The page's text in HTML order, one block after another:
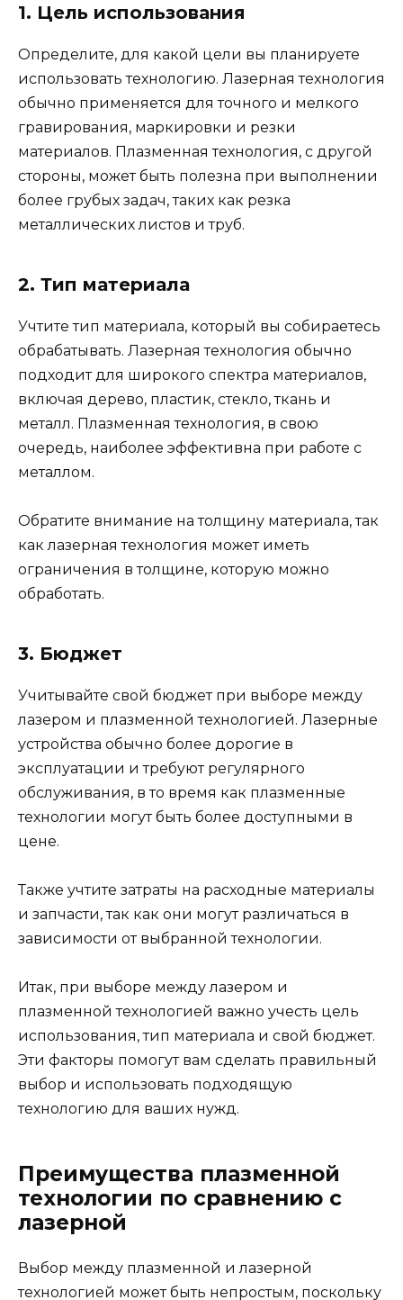
1. Цель использования
Определите, для какой цели вы планируете
использовать технологию. Лазерная технология
обычно применяется для точного и мелкого
гравирования, маркировки и резки
материалов. Плазменная технология, с другой
стороны, может быть полезна при выполнении
более грубых задач, таких как резка
металлических листов и труб.
2. Тип материала
Учтите тип материала, который вы собираетесь
обрабатывать. Лазерная технология обычно
подходит для широкого спектра материалов,
включая дерево, пластик, стекло, ткань и
металл. Плазменная технология, в свою
очередь, наиболее эффективна при работе с
металлом.
Обратите внимание на толщину материала, так
как лазерная технология может иметь
ограничения в толщине, которую можно
обработать.
3. Бюджет
Учитывайте свой бюджет при выборе между
лазером и плазменной технологией. Лазерные
устройства обычно более дорогие в
эксплуатации и требуют регулярного
обслуживания, в то время как плазменные
технологии могут быть более доступными в
цене.
Также учтите затраты на расходные материалы
и запчасти, так как они могут различаться в
зависимости от выбранной технологии.
Итак, при выборе между лазером и
плазменной технологией важно учесть цель
использования, тип материала и свой бюджет.
Эти факторы помогут вам сделать правильный
выбор и использовать подходящую
технологию для ваших нужд.
Преимущества плазменной
технологии по сравнению с
лазерной
Выбор между плазменной и лазерной
технологией может быть непростым, поскольку